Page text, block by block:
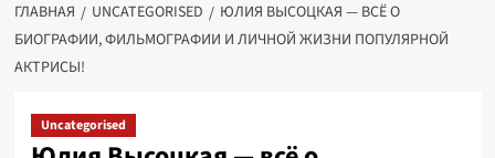
ГЛАВНАЯ UNCATEGORISED
ЮЛИЯ ВЫСОЦКАЯ — ВСЁ О
БИОГРАФИИ, ФИЛЬМОГРАФИИ И ЛИЧНОЙ ЖИЗНИ ПОПУЛЯРНОЙ
АКТРИСЫ!
Uncategorised